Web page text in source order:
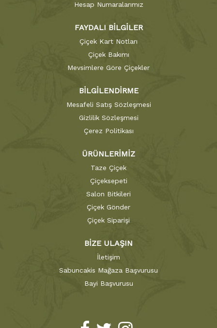
Hesap Numaralarımız
FAYDALI BİLGİLER
Çiçek Kart Notları
Çiçek Bakımı
Mevsimlere Göre Çiçekler
BİLGİLENDİRME
Mesafeli Satış Sözleşmesi
Gizlilik Sözleşmesi
Çerez Politikası
ÜRÜNLERİMİZ
Taze Çiçek
Çiçeksepeti
Salon Bitkileri
Çiçek Gönder
Çiçek Siparişi
BİZE ULAŞIN
İletişim
Sabuncakis Mağaza Başvurusu
Bayi Başvurusu